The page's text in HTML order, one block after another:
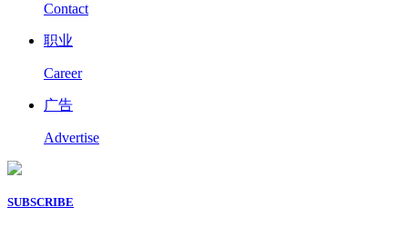
Contact
职业
Career
广告
Advertise
SUBSCRIBE